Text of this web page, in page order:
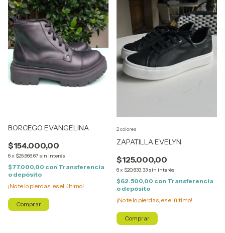
BORCEGO EVANGELINA
$154.000,00
6x $25.666,67 sin interés
$77.000,00 con Transferencia
o depósito
¡No te lo pierdas, es el último!
Comprar
ZAPATILLA EVELYN
$125.000,00
6x $20.833,33 sin interés
$62.500,00 con Transferencia
o depósito
¡No te lo pierdas, es el último!
2 colores
Comprar